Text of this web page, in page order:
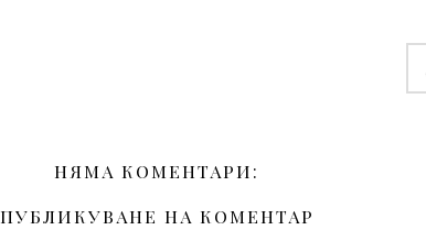
НЯМА КОМЕНТАРИ:
ПУБЛИКУВАНЕ НА КОМЕНТАР